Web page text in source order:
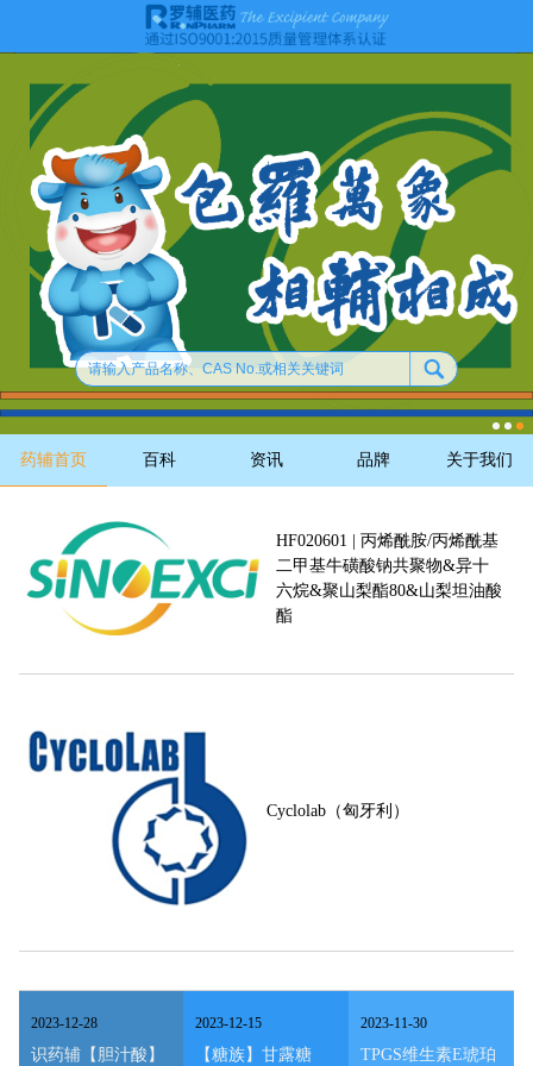
药辅首页 百科 资讯 品牌 关于我们
HF020601 | 丙烯酰胺/丙烯酰基
二甲基牛磺酸钠共聚物&异十
六烷&聚山梨酯80&山梨坦油酸
酯
Cyclolab（匈牙利）
识药辅【胆汁酸】
2023-12-28
【糖族】甘露糖
2023-12-15
TPGS维生素E琥珀
2023-11-30